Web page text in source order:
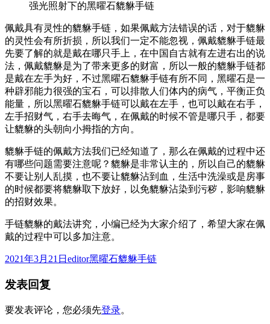
强光照射下的黑曜石貔貅手链
佩戴具有灵性的貔貅手链，如果佩戴方法错误的话，对于貔貅
的灵性会有所折损，所以我们一定不能忽视，佩戴貔貅手链最
先要了解的就是戴在哪只手上，在中国自古就有左进右出的说
法，佩戴貔貅是为了带来更多的财富，所以一般的貔貅手链都
是戴在左手为好，不过黑曜石貔貅手链有所不同，黑曜石是一
种辟邪能力很强的宝石，可以排散人们体内的病气，平衡正负
能量，所以黑曜石貔貅手链可以戴在左手，也可以戴在右手，
左手招财气，右手去晦气，在佩戴的时候不管是哪只手，都要
让貔貅的头朝向小拇指的方向。
貔貅手链的佩戴方法我们已经知道了，那么在佩戴的过程中还
有哪些问题需要注意呢？貔貅是非常认主的，所以自己的貔貅
不要让别人乱摸，也不要让貔貅沾到血，生活中洗澡或是房事
的时候都要将貔貅取下放好，以免貔貅沾染到污秽，影响貔貅
的招财效果。
手链貔貅的戴法讲究，小编已经为大家介绍了，希望大家在佩
戴的过程中可以多加注意。
发
于
2021年3月21日 作
editor分
黑曜石貔貅手链
发表回复
要发表评论，您必须先登录。